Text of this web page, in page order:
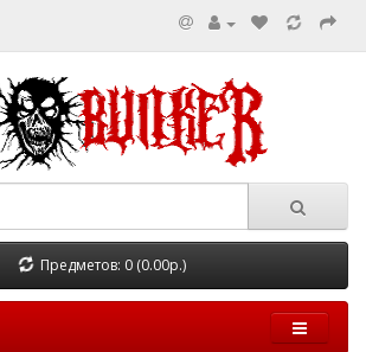
Предметов: 0 (0.00р.)